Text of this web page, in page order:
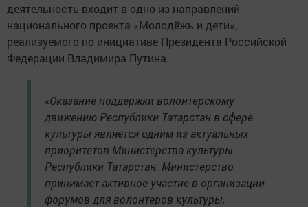
деятельность входит в одно из направлений
национального проекта «Молодёжь и дети»,
реализуемого по инициативе Президента Российской
Федерации Владимира Путина.
«Оказание поддержки волонтерскому
движению Республики Татарстан в сфере
культуры является одним из актуальных
приоритетов Министерства культуры
Республики Татарстан. Министерство
принимает активное участие в организации
форумов для волонтеров культуры,